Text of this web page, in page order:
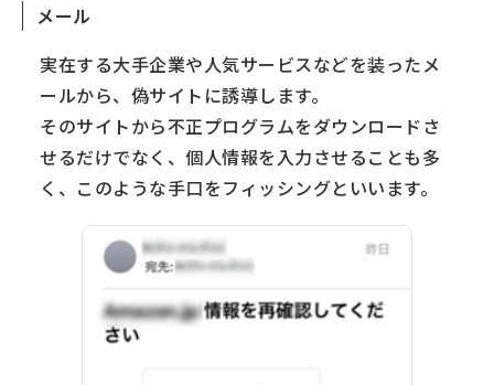
メール
実在する大手企業や人気サービスなどを装ったメ
ールから、偽サイトに誘導します。
そのサイトから不正プログラムをダウンロードさ
せるだけでなく、個人情報を入力させることも多
く、このような手口をフィッシングといいます。